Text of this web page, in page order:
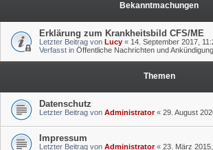
Bekanntmachungen
Erklärung zum Krankheitsbild CFS/ME
Letzter Beitrag von Lucy « 14. September 2017,
Verfasst in Öffentliche Nachrichten und
Themen
Datenschutz
Letzter Beitrag von Administrator« 29. August
Impressum
Letzter Beitrag von Administrator« 23. März